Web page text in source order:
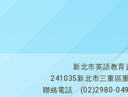
新北市英語教育
241035新北市三重區
聯絡電話
(02)2980-